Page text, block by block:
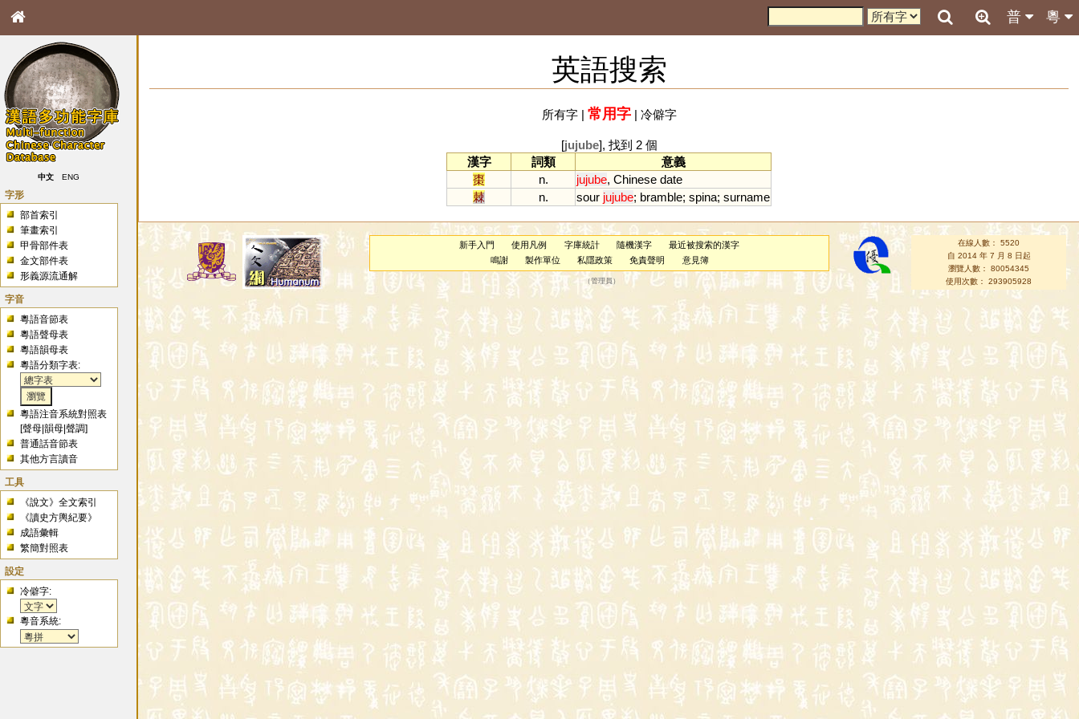
粵
普
中文 ENG
字形
部首索引
筆畫索引
甲骨部件表
金文部件表
形義源流通解
字音
粵語音節表
粵語聲母表
粵語韻母表
粵語分類字表:
粵語注音系統對照表
[聲母 |韻母 |聲調]
普通話音節表
其他方言讀音
工具
《說文》全文索引
《讀史方輿紀要》
成語彙輯
繁簡對照表
設定
冷僻字:
粵音系統:
英語搜索
所有字| 常用字| 冷僻字
[jujube], 找到 2 個
漢字
詞類
意義
棗
n. jujube, Chinese date
棘
n. sour jujube; bramble; spina; surname
新手入門 使用凡例 字庫統計 隨機漢字
最近被搜索的漢字
鳴謝
製作單位 私隱政策 免責聲明 意見簿
（管理員 ）
在線人數： 5520
自 2014 年 7 月 8 日起
瀏覽人數： 80054345
使用次數： 293905928